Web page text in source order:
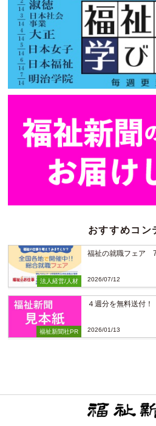
おすすめコン
法人経営/人材
福祉の就職フェア
2026/07/12
福祉新聞社PR
４週分を無料送付！
2026/01/13